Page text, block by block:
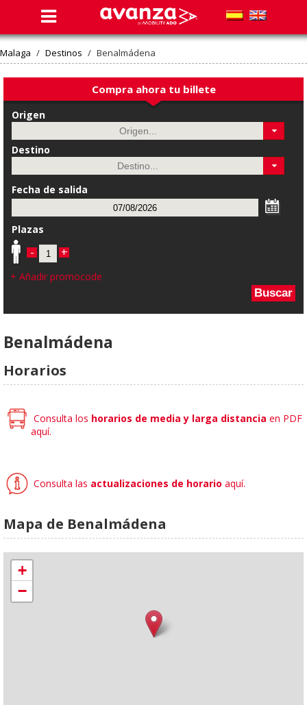
Malaga / Destinos / Benalmádena
Compra ahora tu billete
Origen
Destino
Fecha de salida
Plazas
- +
+ Añadir promocode
Buscar
Benalmádena
Horarios
Consulta los horarios de media y larga distancia en PDF
aquí.
Consulta las actualizaciones de horario aquí.
Mapa de Benalmádena
+
−